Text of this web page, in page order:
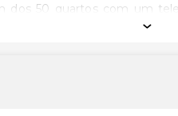
dos 50 quartos com um
se em contacto através da
compra de bilhetes.
quiser petiscar no